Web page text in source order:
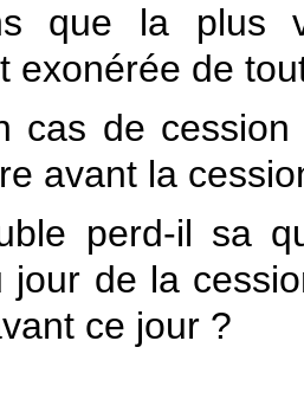
que la plus
exonérée de
cas de
avant la
perd-il sa
jour de la
ce jour ?